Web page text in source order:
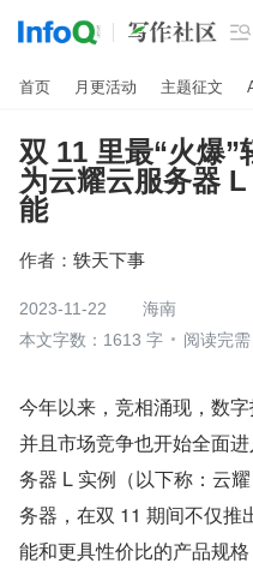

首页 月更活动 主题征文
双 11 里最“火爆”
为云耀云服务器
能
作者： 轶天下事
2023-11-22
海南
本文字数：1613 字
阅读完
今年以来，竞相涌现，数字
并且市场竞争也开始全面
务器 L 实例（以下称：云
务器，在双 11 期间不仅推
能和更具性价比的产品规